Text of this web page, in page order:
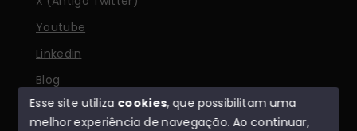
Youtube
Linkedin
Blog
Esse site utiliza cookies, que possibilitam uma
melhor experiência de navegação.Ao continuar,